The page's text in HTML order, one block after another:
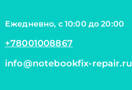
Ежедневно, с 10:00 до 20:00
+78001008867
info@notebookfix-repair.ru